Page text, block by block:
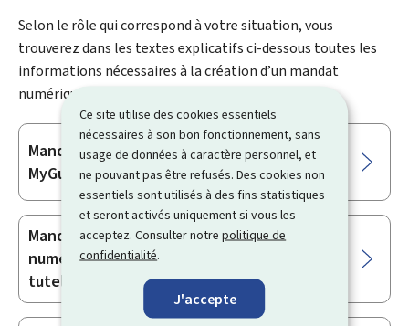
Ce site utilise des cookies essentiels
nécessaires à son bon fonctionnement, sans
usage de données à caractère personnel, et
ne pouvant pas être refusés. Des cookies non
essentiels sont utilisés à des fins statistiques
et seront activés uniquement si vous les
acceptez. Consulter notrepolitique de
confidentialité.
J'accepte
Selon le rôle qui correspond à votre situation, vous
trouverez dans les textes explicatifs ci-dessous toutes les
informations nécessaires à la création d’un mandat
numérique :
Sous-
rubriques
Mandataire : gestion des démarches
MyGuichet.lu au nom d’une autre personne
Mandataire tuteur : création d’un mandat
numérique pour une personne placée sous
tutelle au Luxembourg